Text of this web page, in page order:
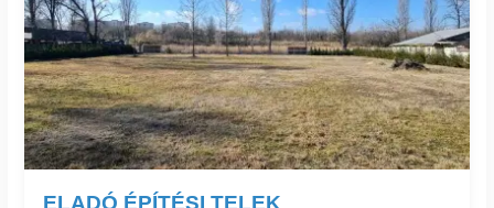
ELADÓ ÉPÍTÉSI TELEK